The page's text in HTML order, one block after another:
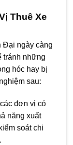
Thuê Xe
Đại ngày càng
tránh những
hóc hay bị
sau:
đơn vị có
năng xuất
soát chi